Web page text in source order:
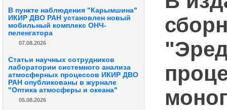
В пункте наблюдения "Карымшина"
ИКИР ДВО РАН установлен новый
мобильный комплекс ОНЧ-
пеленгатора
07.08.2026
Статьи научных сотрудников
лаборатории системного анализа
атмосферных процессов ИКИР ДВО
РАН опубликованы в журнале
"Оптика атмосферы и океана"
05.08.2026